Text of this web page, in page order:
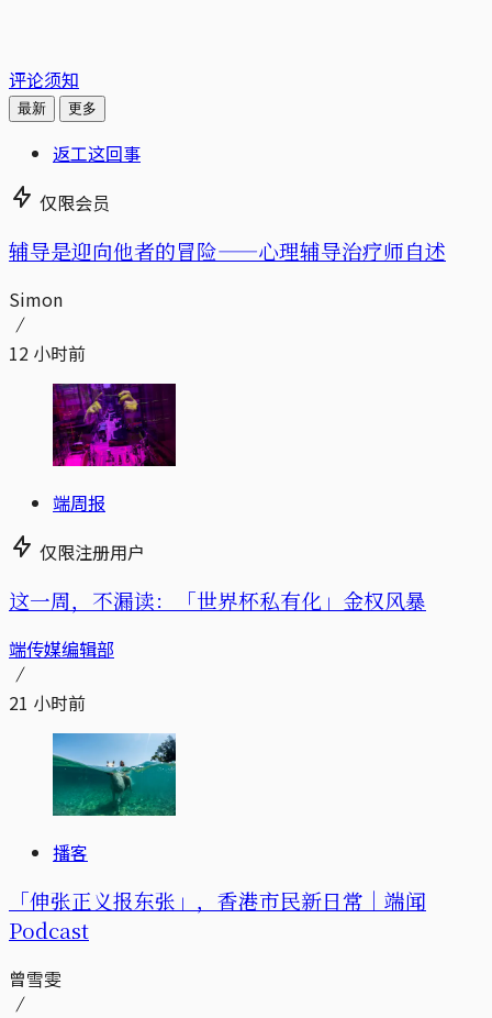
评论须知
最新 更多
返工这回事
仅限会员
辅导是迎向他者的冒险——心理辅导治疗师自述
Simon
12 小时前
端周报
仅限注册用户
这一周，不漏读：「世界杯私有化」金权风暴
端传媒编辑部
21 小时前
播客
「伸张正义报东张」，香港市民新日常｜端闻
Podcast
曾雪雯